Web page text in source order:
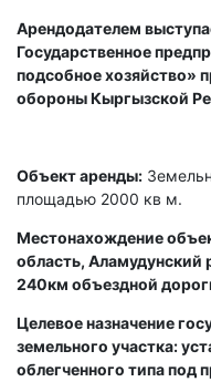
Арендодателем
Государственное
подсобное хозяйство»
обороны Кыргызской
Объект аренды:
площадью 2000 кв м.
Местонахождение
область, Аламудунский
240км объездной
Целевое назначение
земельного участка:
облегченного типа под